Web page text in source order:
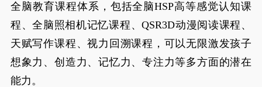
全脑教育课程体系，包括全脑HSP高等感觉认知课
程、全脑照相机记忆课程、QSR3D动漫阅读课程、
天赋写作课程、视力回溯课程，可以无限激发孩子
想象力、创造力、记忆力、专注力等多方面的潜在
能力。